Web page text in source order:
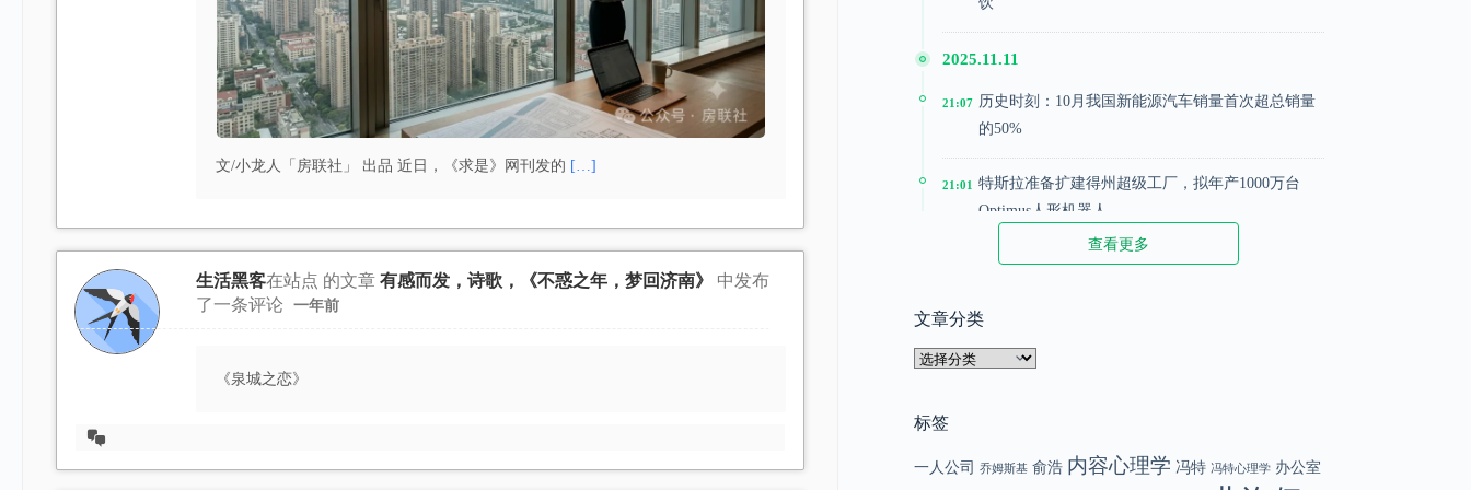
文/小龙人「房联社」 出品 近日，《求是》网刊发的 […]
生活黑客在站点 的文章 有感而发，诗歌，《不惑之年，梦回济南》
中发布
了一条评论
一年前
《泉城之恋》
话
2025.11.11
21:07 历史时刻：10月我国新能源汽车销量首次超总销量
的50%
21:01 特斯拉准备扩建得州超级工厂，拟年产1000万台
Optimus人形机器人
苹果推出新配件iPhone Pocket，售价1299元起
2025.02.02
15:24 那些被阉割的名言
15:22
查看更多
文章分类
文
类
标签
一人公司 乔姆斯基 俞浩 内容心理学 冯特 冯特心理学 办公室